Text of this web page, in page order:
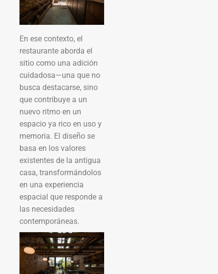
En ese contexto, el
restaurante aborda el
sitio como una adición
cuidadosa—una que no
busca destacarse, sino
que contribuye a un
nuevo ritmo en un
espacio ya rico en uso y
memoria. El diseño se
basa en los valores
existentes de la antigua
casa, transformándolos
en una experiencia
espacial que responde a
las necesidades
contemporáneas.